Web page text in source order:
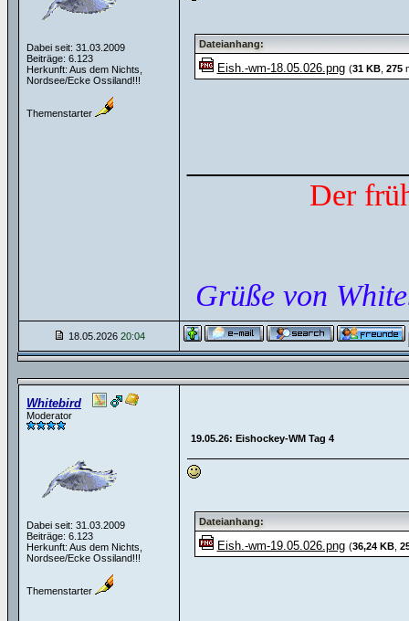
Dabei seit: 31.03.2009
Beiträge: 6.123
Herkunft: Aus dem Nichts,
Nordsee/Ecke Ossiland!!!
Themenstarter
Dateianhang:
Eish.-wm-18.05.026.png (31 KB, 275
Der
Grüße von
18.05.2026 20:04
Whitebird
Moderator
Dabei seit: 31.03.2009
Beiträge: 6.123
Herkunft: Aus dem Nichts,
Nordsee/Ecke Ossiland!!!
Themenstarter
19.05.26: Eishockey-WM Tag 4
Dateianhang:
Eish.-wm-19.05.026.png (36,24 KB,